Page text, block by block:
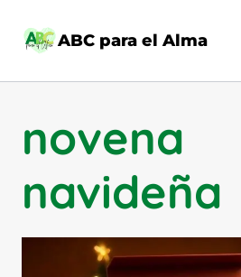
ABC para el Alma
novena
navideña